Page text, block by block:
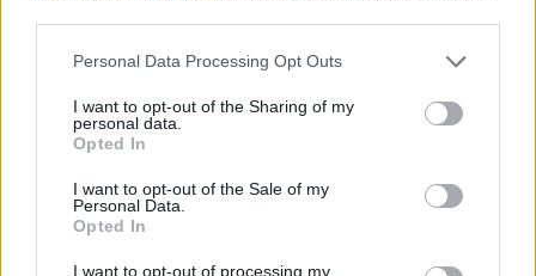
Personal Data Processing Opt Outs
I want to opt-out of the Sharing of my
personal data.
Opted In
I want to opt-out of the Sale of my
Personal Data.
Opted In
I want to opt-out of processing my